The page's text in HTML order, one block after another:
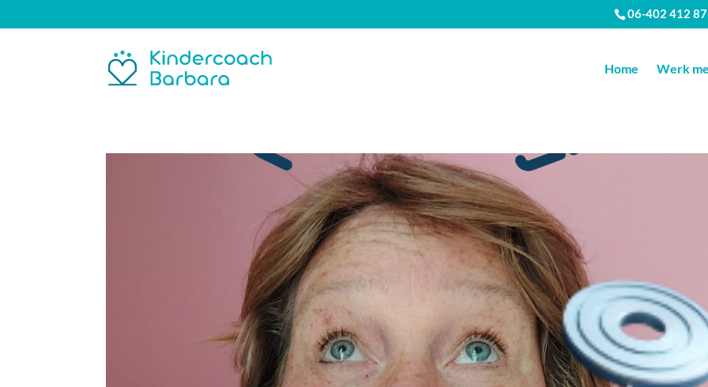
06-402 412 87
Home Werk